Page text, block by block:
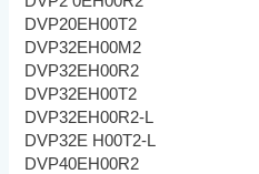
DVP20EH00T2
DVP32EH00M2
DVP32EH00R2
DVP32EH00T2
DVP32EH00R2-L
DVP32E H00T2-L
DVP40EH00R2